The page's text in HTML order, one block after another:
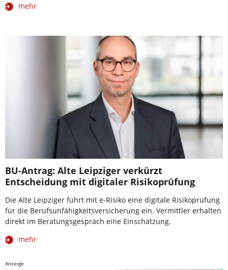
mehr
BU-Antrag: Alte Leipziger verkürzt
Entscheidung mit digitaler Risikoprüfung
Die Alte Leipziger führt mit e-Risiko eine digitale Risikoprüfung
für die Berufsunfähigkeitsversicherung ein. Vermittler erhalten
direkt im Beratungsgespräch eine Einschätzung.
mehr
Anzeige